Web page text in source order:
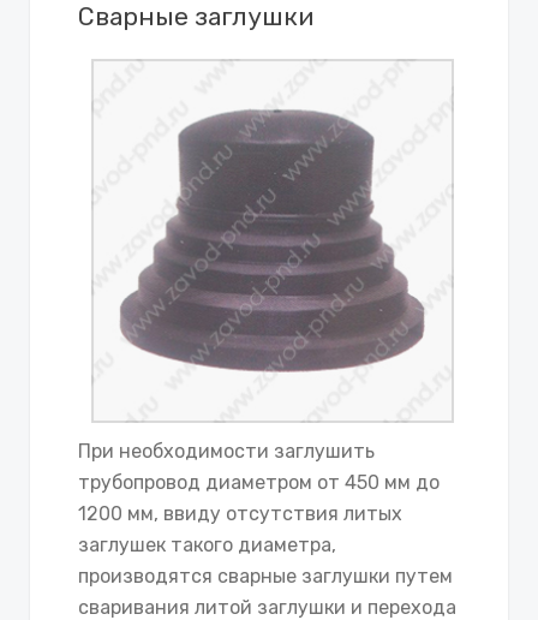
Сварные заглушки
При необходимости заглушить
трубопровод диаметром от 450 мм до
1200 мм, ввиду отсутствия литых
заглушек такого диаметра,
производятся сварные заглушки путем
сваривания литой заглушки и перехода